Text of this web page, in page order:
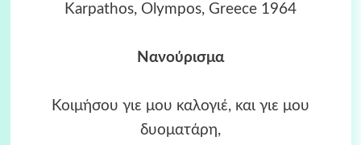
Karpathos, Olympos, Greece 1964
Νανούρισμα
Κοιμήσου γιε μου καλογιέ, και γιε μου
δυοματάρη,